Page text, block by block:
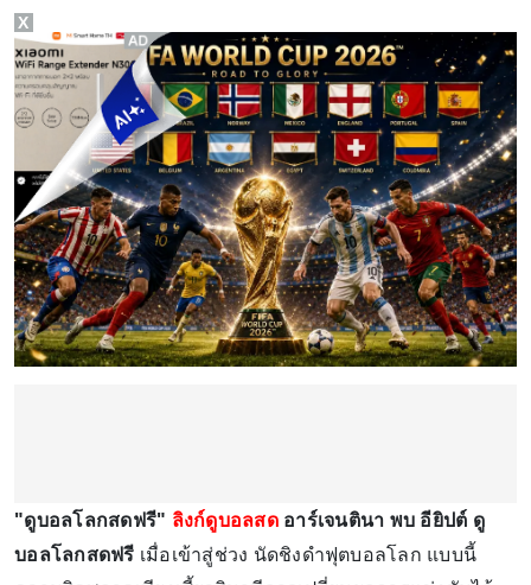
"ดูบอลโลกสดฟรี" ลิงก์ดูบอลสด อาร์เจนตินา พบ อียิปต์ ดู
บอลโลกสดฟรี เมื่อเข้าสู่ช่วง นัดชิงดำฟุตบอลโลก แบบนี้
X